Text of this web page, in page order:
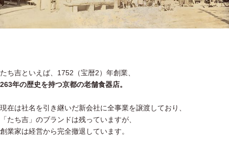
たち吉といえば、1752（宝暦2）年創業、
263年の歴史を持つ京都の老舗食器店。
現在は社名を引き継いだ新会社に全事業を譲渡しており、
「たち吉」のブランドは残っていますが、
創業家は経営から完全撤退しています。